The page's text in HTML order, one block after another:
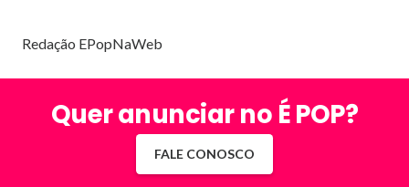
Redação EPopNaWeb
Quer anunciar no É POP?
FALE CONOSCO